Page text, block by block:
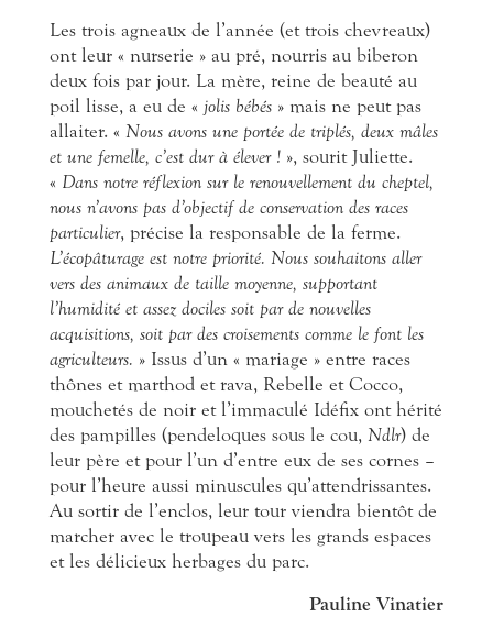
Les trois agneaux de l’année (et trois chevreaux)
ont leur « nurserie » au pré, nourris au biberon
deux fois par jour. La mère, reine de beauté au
poil lisse, a eu de « jolis bébés » mais ne peut pas
allaiter. « Nous avons une portée de triplés, deux mâles
et une femelle, c’est dur à élever ! », sourit Juliette.
« Dans notre réflexion sur le renouvellement du cheptel,
nous n’avons pas d’objectif de conservation des races
particulier, précise la responsable de la ferme.
L’écopâturage est notre priorité. Nous souhaitons aller
vers des animaux de taille moyenne, supportant
l’humidité et assez dociles soit par de nouvelles
acquisitions, soit par des croisements comme le font les
agriculteurs. » Issus d’un « mariage » entre races
thônes et marthod et rava, Rebelle et Cocco,
mouchetés de noir et l’immaculé Idéfix ont hérité
des pampilles (pendeloques sous le cou, Ndlr) de
leur père et pour l’un d’entre eux de ses cornes –
pour l’heure aussi minuscules qu’attendrissantes.
Au sortir de l’enclos, leur tour viendra bientôt de
marcher avec le troupeau vers les grands espaces
et les délicieux herbages du parc.
Pauline Vinatier